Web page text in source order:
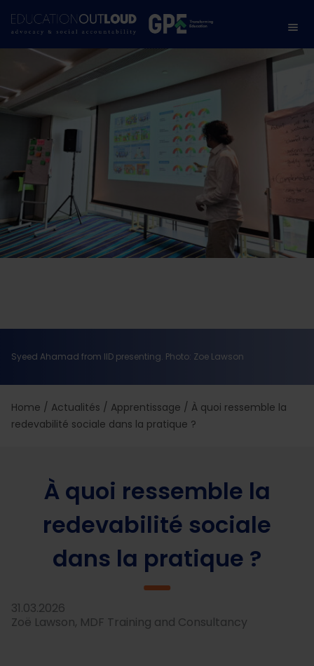
Syeed Ahamad from IID presenting. Photo: Zoe Lawson
Home / Actualités / Apprentissage / À quoi ressemble la
redevabilité sociale dans la pratique ?
À quoi ressemble la
redevabilité sociale
dans la pratique ?
31.03.2026
Zoë Lawson, MDF Training and Consultancy